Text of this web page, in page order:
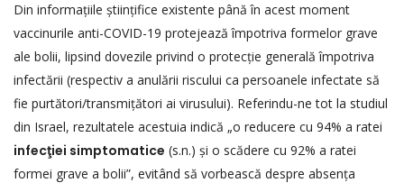
Din informațiile științifice existente până în acest moment
vaccinurile anti-COVID-19 protejează împotriva formelor grave
ale bolii, lipsind dovezile privind o protecție generală împotriva
infectării (respectiv a anulării riscului ca persoanele infectate să
fie purtători/transmițători ai virusului). Referindu-ne tot la studiul
din Israel, rezultatele acestuia indică „o reducere cu 94% a ratei
infecţiei simptomatice (s.n.) şi o scădere cu 92% a ratei
formei grave a bolii”, evitând să vorbească despre absența